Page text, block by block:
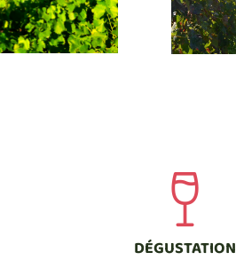
DÉGUSTATION